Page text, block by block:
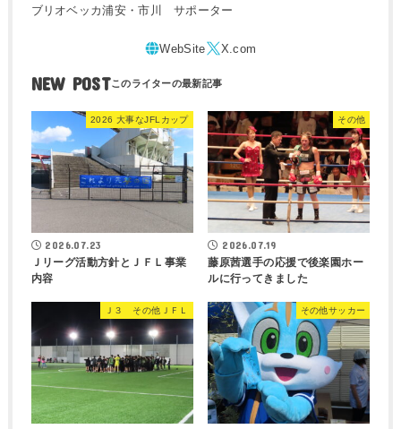
ブリオベッカ浦安・市川 サポーター
NEW POST
2026 大事なJFLカップ
2026.07.23
Ｊリーグ活動方針とＪＦＬ事業
内容
その他
2026.07.19
藤原茜選手の応援で後楽園ホー
ルに行ってきました
Ｊ３ その他ＪＦＬ その他サッカー